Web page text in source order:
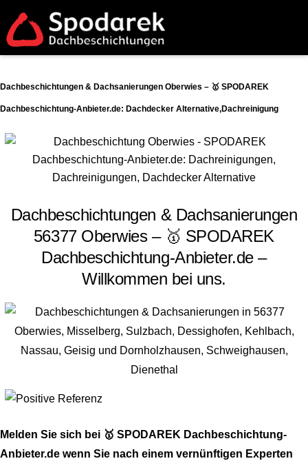
Dachbeschichtungen & Dachsanierungen Oberwies – 🥇 SPODAREK
Dachbeschichtung-Anbieter.de: Dachdecker Alternative,Dachreinigung
Dachbeschichtungen & Dachsanierungen
56377 Oberwies – 🥇 SPODAREK
Dachbeschichtung-Anbieter.de –
Willkommen bei uns.
Melden Sie sich bei 🥇 SPODAREK Dachbeschichtung-
Anbieter.de wenn Sie nach einem vernünftigen Experten